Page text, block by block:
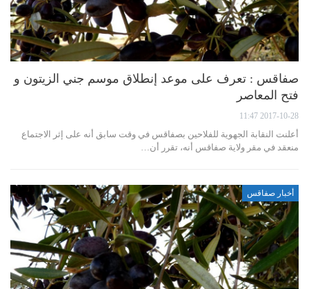
صفاقس : تعرف على موعد إنطلاق موسم جني الزيتون و
فتح المعاصر
2017-10-28 11:47
أعلنت النقابة الجهوية للفلاحين بصفاقس في وقت سابق أنه على إثر الاجتماع
منعقد في مقر ولاية صفاقس أنه، تقرر أن…
أخبار صفاقس